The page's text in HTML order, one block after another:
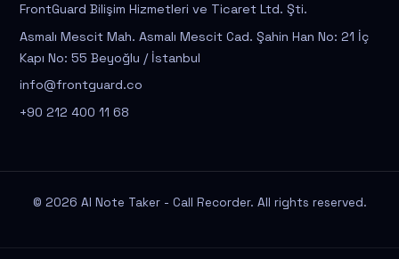
FrontGuard Bilişim Hizmetleri ve Ticaret Ltd. Şti.
Asmalı Mescit Mah. Asmalı Mescit Cad. Şahin Han No: 21 İç
Kapı No: 55 Beyoğlu / İstanbul
info@frontguard.co
+90 212 400 11 68
© 2026 AI Note Taker - Call Recorder. All rights reserved.